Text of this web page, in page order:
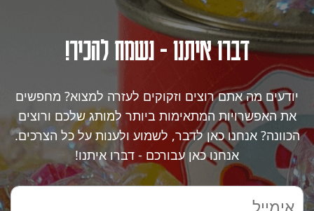
דברו איתנו - נשמח להכיר!
יודעים מה אתם רוצים וזקוקים לעזרה למצוא? מחפשים
את האפשרויות המתאימות ביותר למותג שלכם ורוצים
הכוונה? אנחנו כאן לדבר, לשמוע ולענות על כל הצרכים.
אנחנו כאן עבורכם - דברו איתנו!